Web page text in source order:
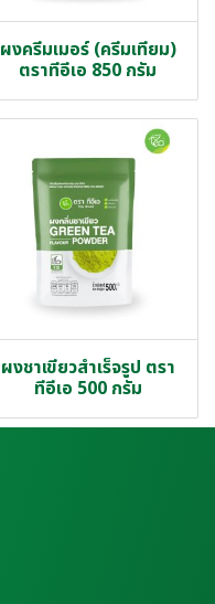
ผงครีมเมอร์ (ครีมเทียม)
ตราทีอีเอ 850 กรัม
ผงชาเขียวสำเร็จรูป ตรา
ทีอีเอ 500 กรัม